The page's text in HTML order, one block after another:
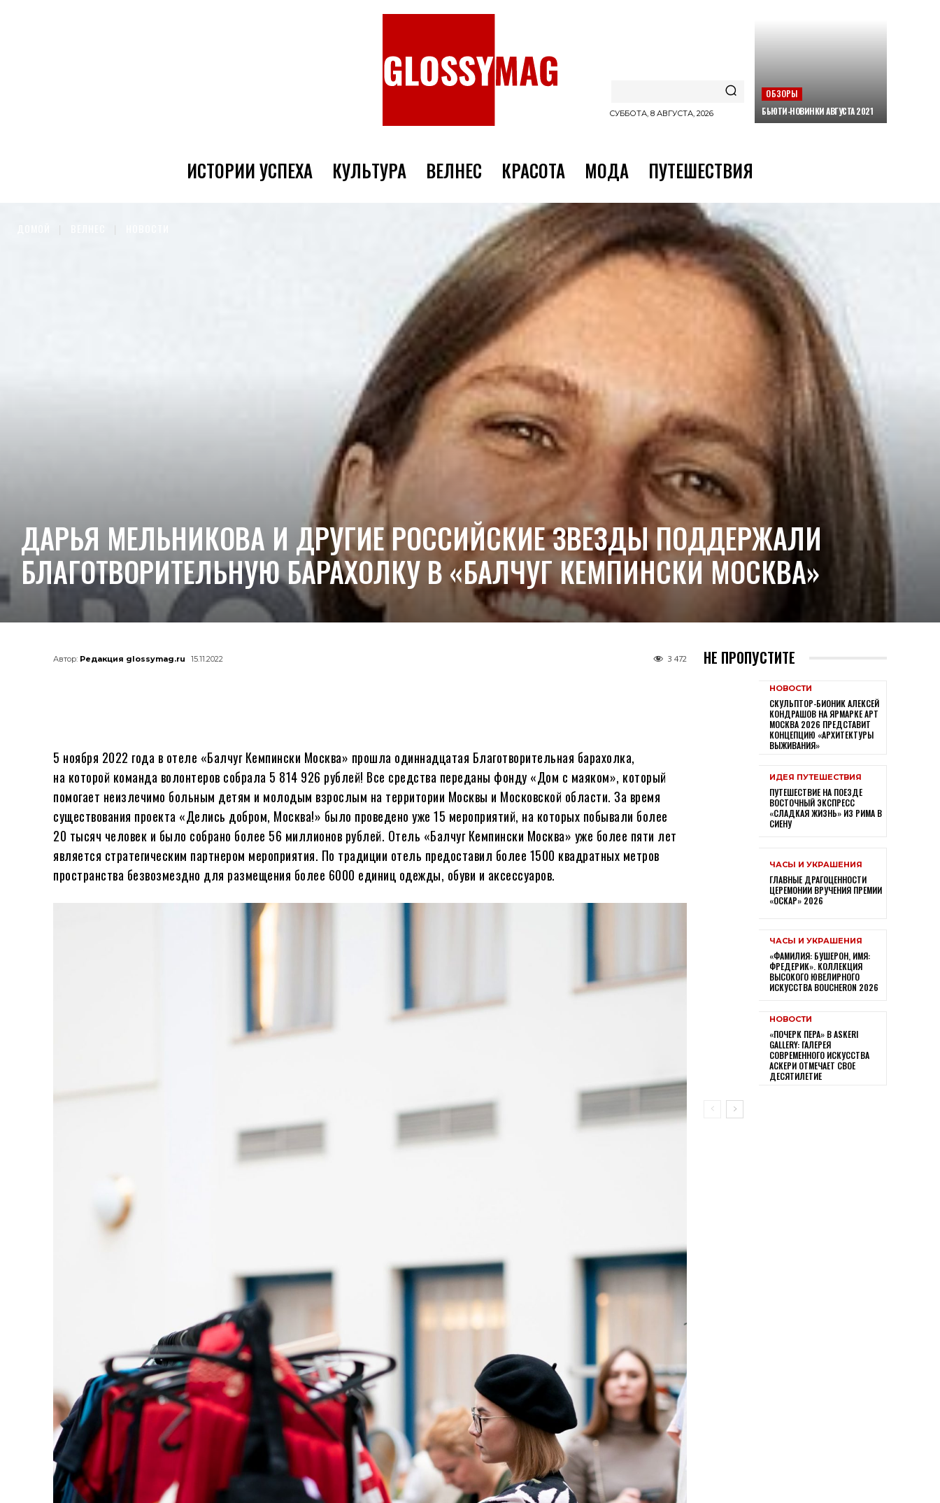
СУББОТА, 8 АВГУСТА, 2026
ОБЗОРЫ
БЬЮТИ-НОВИНКИ АВГУСТА 2021
ИСТОРИИ УСПЕХА КУЛЬТУРА ВЕЛНЕС КРАСОТА МОДА ПУТЕШЕСТВИЯ
ДАРЬЯ МЕЛЬНИКОВА И ДРУГИЕ РОССИЙСКИЕ ЗВЕЗДЫ ПОДДЕРЖАЛИ
БЛАГОТВОРИТЕЛЬНУЮ БАРАХОЛКУ В «БАЛЧУГ КЕМПИНСКИ МОСКВА»
Автор: Редакция glossymag.ru 15.11.2022 3 472
5 ноября 2022 года в отеле «Балчуг Кемпински Москва» прошла одиннадцатая Благотворительная барахолка,
на которой команда волонтеров собрала 5 814 926 рублей! Все средства переданы фонду «Дом с маяком», который
помогает неизлечимо больным детям и молодым взрослым на территории Москвы и Московской области. За время
существования проекта «Делись добром, Москва!» было проведено уже 15 мероприятий, на которых побывали более
20 тысяч человек и было собрано более 56 миллионов рублей. Отель «Балчуг Кемпински Москва» уже более пяти лет
является стратегическим партнером мероприятия. По традиции отель предоставил более 1500 квадратных метров
пространства безвозмездно для размещения более 6000 единиц одежды, обуви и аксессуаров.
НЕ ПРОПУСТИТЕ
НОВОСТИ
СКУЛЬПТОР-БИОНИК АЛЕКСЕЙ
КОНДРАШОВ НА ЯРМАРКЕ АРТ
МОСКВА 2026 ПРЕДСТАВИТ
КОНЦЕПЦИЮ «АРХИТЕКТУРЫ
ВЫЖИВАНИЯ»
ИДЕЯ ПУТЕШЕСТВИЯ
ПУТЕШЕСТВИЕ НА ПОЕЗДЕ
ВОСТОЧНЫЙ ЭКСПРЕСС
«СЛАДКАЯ ЖИЗНЬ» ИЗ РИМА В
СИЕНУ
ЧАСЫ И УКРАШЕНИЯ
ГЛАВНЫЕ ДРАГОЦЕННОСТИ
ЦЕРЕМОНИИ ВРУЧЕНИЯ ПРЕМИИ
«ОСКАР» 2026
ЧАСЫ И УКРАШЕНИЯ
«ФАМИЛИЯ: БУШЕРОН, ИМЯ:
ФРЕДЕРИК». КОЛЛЕКЦИЯ
ВЫСОКОГО ЮВЕЛИРНОГО
ИСКУССТВА BOUCHERON 2026
НОВОСТИ
«ПОЧЕРК ПЕРА» В ASKERI
GALLERY: ГАЛЕРЕЯ
СОВРЕМЕННОГО ИСКУССТВА
АСКЕРИ ОТМЕЧАЕТ СВОЕ
ДЕСЯТИЛЕТИЕ